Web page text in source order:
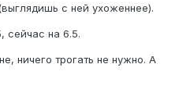
с ней ухоженнее).
сейчас на 6.5.
ничего трогать не нужно. А